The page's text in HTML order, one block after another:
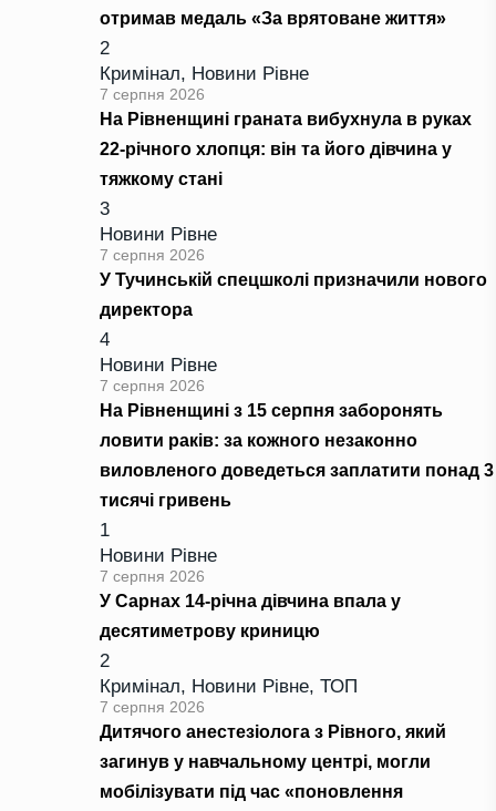
отримав медаль «За врятоване життя»
2
Кримінал, Новини Рівне
7 серпня 2026
На Рівненщині граната вибухнула в руках
22-річного хлопця: він та його дівчина у
тяжкому стані
3
Новини Рівне
7 серпня 2026
У Тучинській спецшколі призначили нового
директора
4
Новини Рівне
7 серпня 2026
На Рівненщині з 15 серпня заборонять
ловити раків: за кожного незаконно
виловленого доведеться заплатити понад 3
тисячі гривень
1
Новини Рівне
7 серпня 2026
У Сарнах 14-річна дівчина впала у
десятиметрову криницю
2
Кримінал, Новини Рівне, ТОП
7 серпня 2026
Дитячого анестезіолога з Рівного, який
загинув у навчальному центрі, могли
мобілізувати під час «поновлення